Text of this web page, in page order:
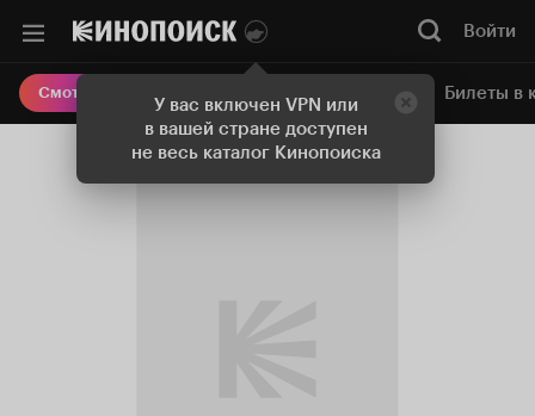
У вас включен VPN или
в вашей стране доступен
не весь каталог Кинопоиска
Войти
Смотреть кино Онлайн-кинотеатр Билеты в